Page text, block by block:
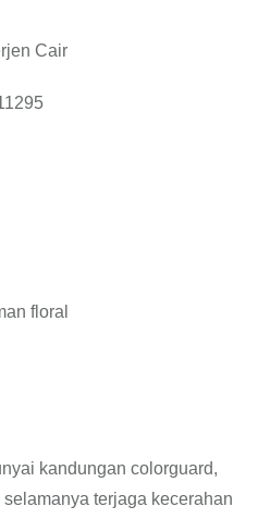
Cair
floral
kandungan colorguard,
terjaga kecerahan